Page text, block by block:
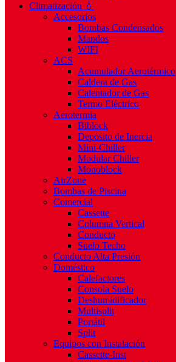
Climatización 💧
Accesorios
Bombas Condensados
Mandos
WIFI
ACS
Acumulador Aerotérmico
Caldera de Gas
Calentador de Gas
Termo Eléctrico
Aerotermia
Biblock
Depósito de Inercia
Mini-Chiller
Modular Chiller
Monoblock
AirZone
Bombas de Piscina
Comercial
Cassette
Columna Vertical
Conducto
Suelo Techo
Conducto Alta Presión
Doméstico
Calefactores
Consola Suelo
Deshumidificador
Multisplit
Portátil
Split
Equipos con Instalación
Cassette-Inst